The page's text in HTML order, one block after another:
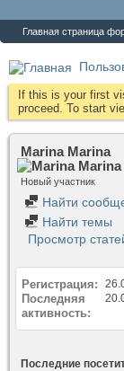
Главная страница
If this is your first
proceed. To start
Marina Marina
Новый участник
Найти
Найти темы
Просмотр
Регистрация
Последняя
активность
Последние